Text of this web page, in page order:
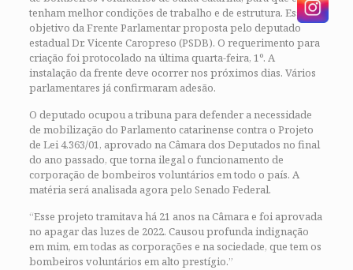
tenham melhor condições de trabalho e de estrutura. Esse é o
objetivo da Frente Parlamentar proposta pelo deputado
estadual Dr. Vicente Caropreso (PSDB). O requerimento para
criação foi protocolado na última quarta-feira, 1º. A
instalação da frente deve ocorrer nos próximos dias. Vários
parlamentares já confirmaram adesão.
O deputado ocupou a tribuna para defender a necessidade
de mobilização do Parlamento catarinense contra o Projeto
de Lei 4.363/01, aprovado na Câmara dos Deputados no final
do ano passado, que torna ilegal o funcionamento de
corporação de bombeiros voluntários em todo o país. A
matéria será analisada agora pelo Senado Federal.
“Esse projeto tramitava há 21 anos na Câmara e foi aprovada
no apagar das luzes de 2022. Causou profunda indignação
em mim, em todas as corporações e na sociedade, que tem os
bombeiros voluntários em alto prestígio.”